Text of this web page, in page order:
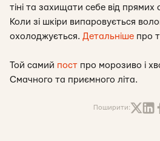
тіні та захищати себе від прямих
Коли зі шкіри випаровується
охолоджується. Детальніше про
Той самий пост про морозиво і
Смачного та приємного літа.
Поширити: